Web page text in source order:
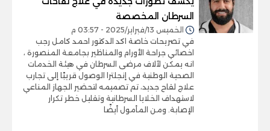
السرطان المخصصة
الخميس 13/فبراير/2025 - 03:57 م
في تصريحات خاصة اكد الدكتور احمد كامل رجب
اخصائي جراحة الأورام والمناظير بجامعة المنصورة ،
انه يمكن لآلاف مرضى السرطان في هيئة الخدمات
الصحية الوطنية في إنجلترا الوصول قريبًا إلى تجارب
علاج لقاح جديد، تم تصميمه لتحضير الجهاز المناعي
لاستهداف الخلايا السرطانية وتقليل خطر تكرار
الإصابة. ومن المأمول أيضًا